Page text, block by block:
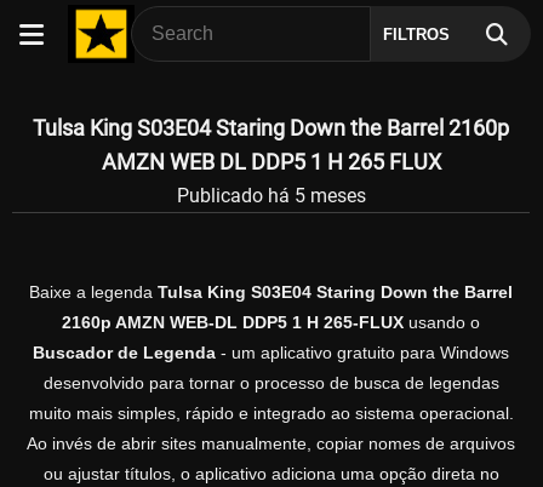
FILTROS
Tulsa King S03E04 Staring Down the Barrel 2160p
AMZN WEB DL DDP5 1 H 265 FLUX
Publicado há 5 meses
Baixe a legenda Tulsa King S03E04 Staring Down the Barrel
2160p AMZN WEB-DL DDP5 1 H 265-FLUX usando o
Buscador de Legenda - um aplicativo gratuito para Windows
desenvolvido para tornar o processo de busca de legendas
muito mais simples, rápido e integrado ao sistema operacional.
Ao invés de abrir sites manualmente, copiar nomes de arquivos
ou ajustar títulos, o aplicativo adiciona uma opção direta no